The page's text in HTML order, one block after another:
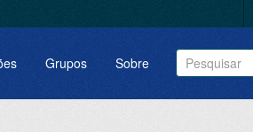
Grupos Sobre